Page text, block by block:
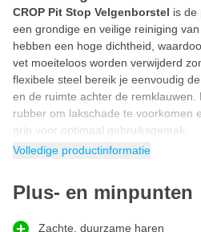
CROP Pit Stop Velgenborstel is de
een grondige en veilige reiniging
hebben een hoge dichtheid,
vet moeiteloos worden verwijderd
flexibele steel bereik je eenvoudig
en de ruimte achter de
rubber om lakschade te voorkomen
grip voor optimaal gebruiksgemak.
Wheel brush
brush! Dankzij de flexibele steel
hoekjes en smalle ruimtes. Buig de
de gewenste positie voor een
Volledige productinformatie
Plus- en minpunten
Zachte, duurzame haren